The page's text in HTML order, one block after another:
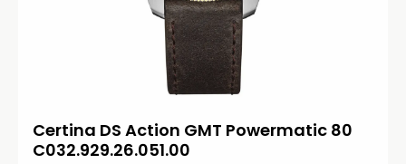
Certina DS Action GMT Powermatic 80
C032.929.26.051.00